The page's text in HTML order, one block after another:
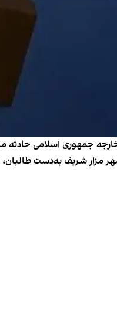
جمهوری اسلامی حادثه